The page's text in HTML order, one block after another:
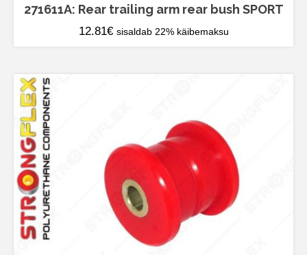
271611A: Rear trailing arm rear bush SPORT
12.81€ sisaldab 22% käibemaksu